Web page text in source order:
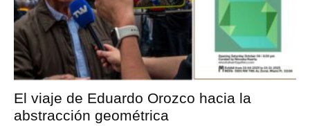
El viaje de Eduardo Orozco hacia la
abstracción geométrica